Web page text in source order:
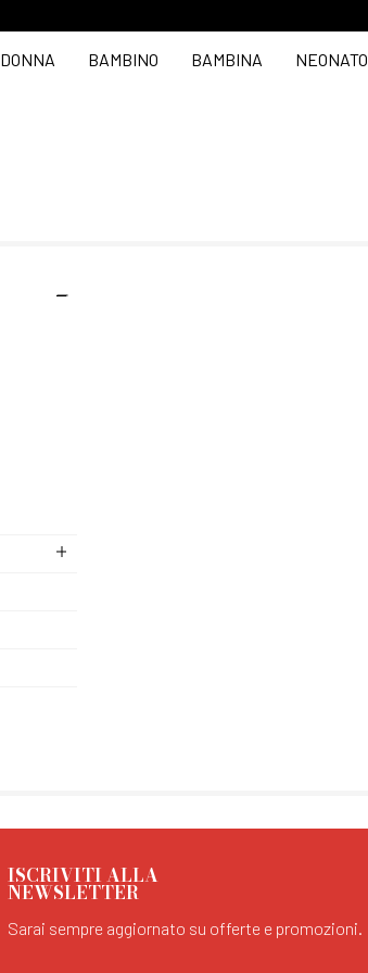
DONNA BAMBINO BAMBINA NEONATO
ISCRIVITI ALLA
NEWSLETTER
Sarai sempre aggiornato su offerte e promozioni.